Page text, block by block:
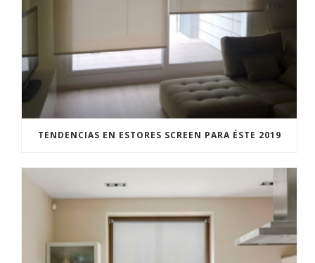
TENDENCIAS EN ESTORES SCREEN PARA ÉSTE 2019